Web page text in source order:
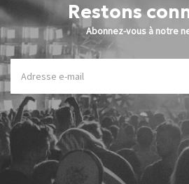
Restons
Abonnez-vous à notre